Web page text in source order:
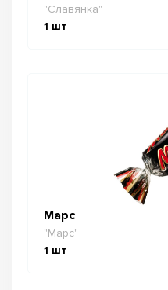
"Славянка"
1 шт
Марс
"Марс"
1 шт